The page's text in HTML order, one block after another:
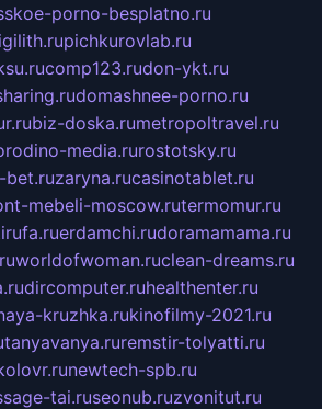
porno-besplatno.ru
pichkurovlab.ru
comp123.rudon-ykt.ru
domashnee-porno.ru
biz-doska.rumetropoltravel.ru
media.rurostotsky.ru
bet.ruzaryna.rucasinotablet.ru
mebeli-moscow.rutermomur.ru
erdamchi.rudoramamama.ru
worldofwoman.ruclean-dreams.ru
dircomputer.ruhealthenter.ru
kruzhka.rukinofilmy-2021.ru
tanyavanya.ruremstir-tolyatti.ru
newtech-spb.ru
tai.ruseonub.ruzvonitut.ru